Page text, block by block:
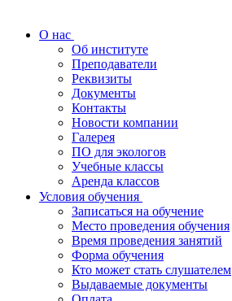
О нас
Об институте
Преподаватели
Реквизиты
Документы
Контакты
Новости компании
Галерея
ПО для экологов
Учебные классы
Аренда классов
Условия обучения
Записаться на обучение
Место проведения обучения
Время проведения занятий
Форма обучения
Кто может стать слушателем
Выдаваемые документы